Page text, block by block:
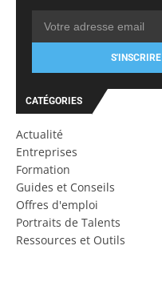
S'INSCRIRE
CATÉGORIES
Actualité
Entreprises
Formation
Guides et Conseils
Offres d'emploi
Portraits de Talents
Ressources et Outils